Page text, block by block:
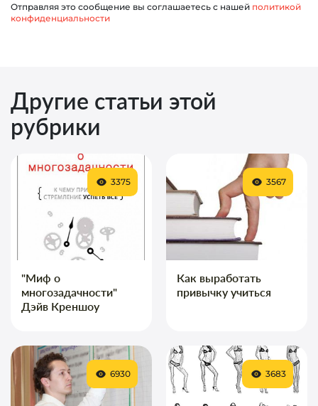
Отправляя это сообщение вы соглашаетесь с нашей политикой
конфиденциальности
Другие статьи этой
рубрики
"Миф о
многозадачности"
Дэйв Креншоу
3375
Как выработать
привычку учиться
3567
6930 3683